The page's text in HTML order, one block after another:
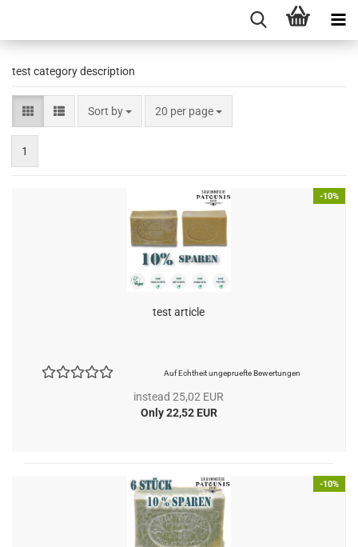
test category description
Sort by
Sort by 20 per page
per page
1
-10%
test article
Auf Echtheit ungepruefte Bewertungen
instead 25,02 EUR
Only 22,52 EUR
-10%